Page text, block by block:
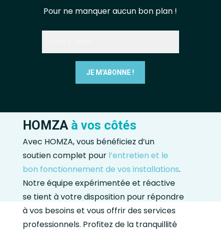
Pour ne manquer aucun bon plan !
HOMZA à vos côtés
Avec HOMZA, vous bénéficiez d’un
soutien complet pour l’entretien et le
bon fonctionnement de vos installations.
Notre équipe expérimentée et réactive
se tient à votre disposition pour répondre
à vos besoins et vous offrir des services
professionnels. Profitez de la tranquillité